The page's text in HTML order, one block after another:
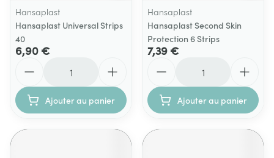
Hansaplast
Hansaplast Universal Strips
40
6,90 €
Ajouter au panier
Hansaplast
Hansaplast Second Skin
Protection 6 Strips
7,39 €
Ajouter au panier